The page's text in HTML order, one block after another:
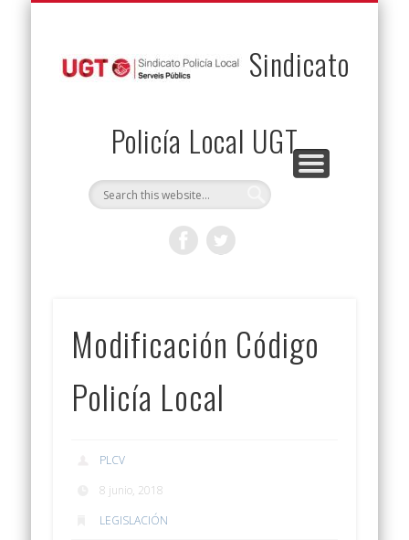
Sindicato
Policía Local UGT
Modificación Código
Policía Local
PLCV
8 junio, 2018
LEGISLACIÓN